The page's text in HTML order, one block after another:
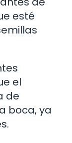
esté
el
de
boca, ya